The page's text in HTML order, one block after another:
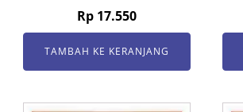
Rp 17.550
TAMBAH KE KERANJANG